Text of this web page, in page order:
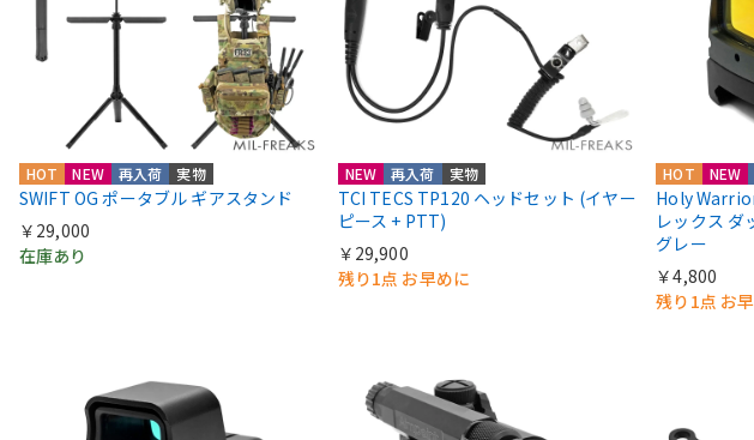
HOT NEW 再入荷 実物
SWIFT OG ポータブル ギアスタンド
￥29,000
在庫あり
NEW 再入荷 実物
TCI TECS TP120 ヘッドセット (イヤー
ピース + PTT)
￥29,900
残り1点 お早めに
HOT NEW
Holy
レックス ダ
グレー
￥4,800
残り1点 お